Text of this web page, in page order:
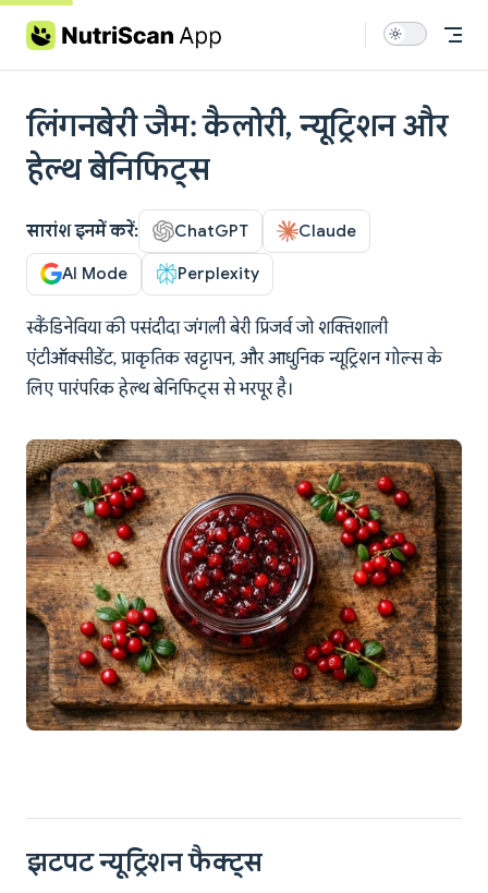
Skip to content
लिंगनबेरी जैम: कैलोरी, न्यूट्रिशन और
हेल्थ बेनिफिट्स
सारांश इनमें करें: ChatGPT Claude
AI Mode Perplexity
स्कैंडिनेविया की पसंदीदा जंगली बेरी प्रिजर्व जो शक्तिशाली
एंटीऑक्सीडेंट, प्राकृतिक खट्टापन, और आधुनिक न्यूट्रिशन गोल्स के
लिए पारंपरिक हेल्थ बेनिफिट्स से भरपूर है।
झटपट न्यूट्रिशन फैक्ट्स